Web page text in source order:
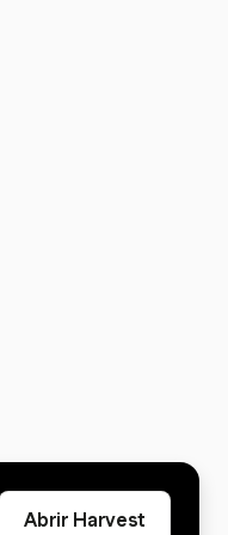
Abrir Harvest